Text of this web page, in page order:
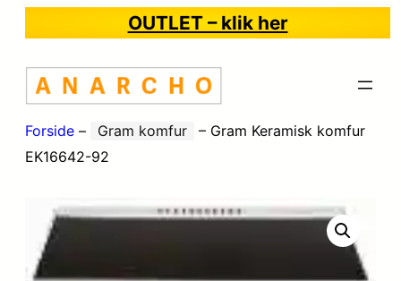
OUTLET – klik her
Forside – Gram komfur – Gram Keramisk komfur
EK16642-92